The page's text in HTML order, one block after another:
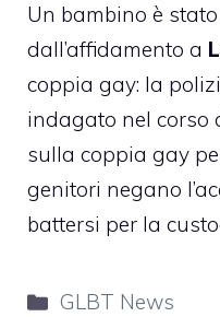
Un bambino è
dall’affidamento a
coppia gay: la
indagato nel corso
sulla coppia gay
genitori negano
battersi per la
Categorie
GLBT News